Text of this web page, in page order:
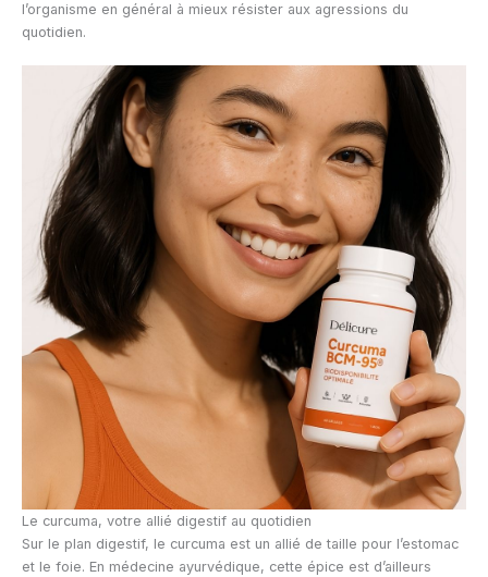
l’organisme en général à mieux résister aux agressions du
quotidien.
Le curcuma, votre allié digestif au quotidien
Sur le plan digestif, le curcuma est un allié de taille pour l’estomac
et le foie. En médecine ayurvédique, cette épice est d’ailleurs